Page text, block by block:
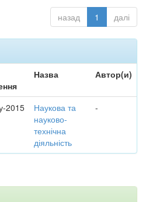
назад 1 далі
Назва Автор(и)
2015
Наукова та
науково-
технічна
діяльність
-